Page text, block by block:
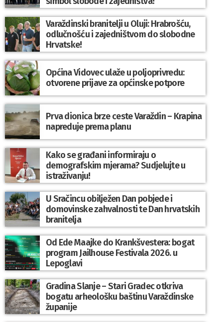
Varaždinski branitelji u Oluji: Hrabrošću,
odlučnošću i zajedništvom do slobodne
Hrvatske!
Općina Vidovec ulaže u poljoprivredu:
otvorene prijave za općinske potpore
Prva dionica brze ceste Varaždin – Krapina
napreduje prema planu
Kako se građani informiraju o
demografskim mjerama? Sudjelujte u
istraživanju!
U Sračincu obilježen Dan pobjede i
domovinske zahvalnosti te Dan hrvatskih
branitelja
Od Ede Maajke do Krankšvestera: bogat
program Jailhouse Festivala 2026. u
Lepoglavi
Gradina Slanje – Stari Gradec otkriva
bogatu arheološku baštinu Varaždinske
županije